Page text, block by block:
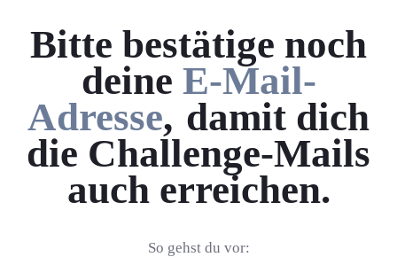
Bitte bestätige noch
deine E-Mail-
Adresse, damit dich
die Challenge-Mails
auch erreichen.
So gehst du vor: